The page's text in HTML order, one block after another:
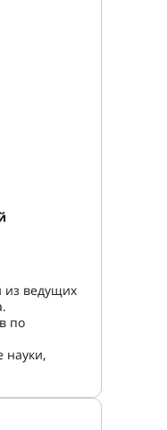
из ведущих
по
науки,